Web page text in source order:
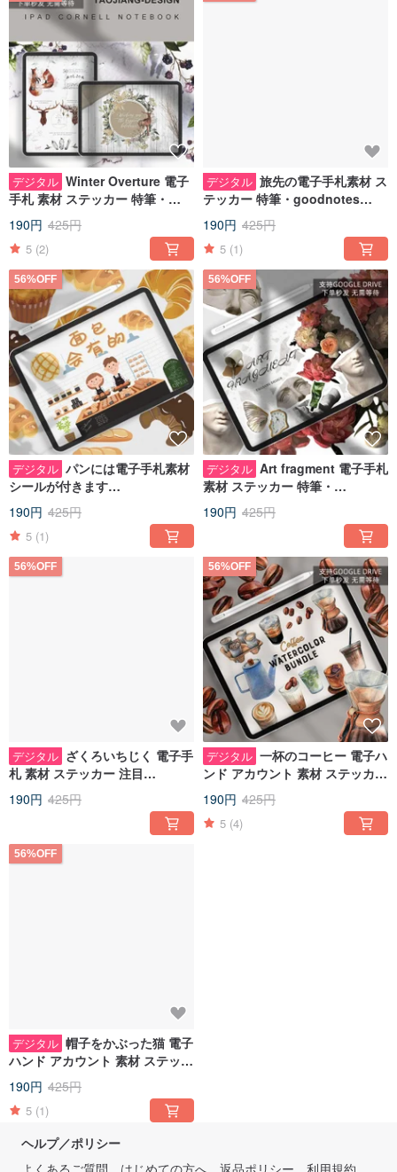
デジタル Winter Overture 電子
手札 素材 ステッカー 特筆・
goodnotes IPADメモ 素材
190円 425円
5 (2)
デジタル 旅先の電子手札素材 ス
テッカー 特筆・goodnotes
iPadメモ素材
190円 425円
5 (1)
56%OFF
デジタル パンには電子手札素材
シールが付きます
notability/goodnotes IPAD
note要素
190円 425円
5 (1)
56%OFF
デジタル Art fragment 電子手札
素材 ステッカー 特筆・
goodnotes iPadメモ素材
190円 425円
56%OFF
デジタル ざくろいちじく 電子手
札 素材 ステッカー 注目
度/goodnotes IPAD note 要素
190円 425円
56%OFF
デジタル 一杯のコーヒー 電子ハ
ンド アカウント 素材 ステッカー
注目度/goodnotes IPAD note
要素
190円 425円
5 (4)
56%OFF
デジタル 帽子をかぶった猫 電子
ハンド アカウント 素材 ステッカ
ー 注目度/goodnotes iPad ノー
ト ナンバー
190円 425円
5 (1)
ヘルプ／ポリシー